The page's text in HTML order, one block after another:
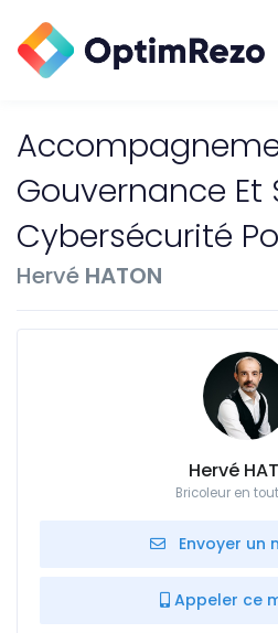
Gouvernance Et
Cybersécurité
Hervé HATON
Hervé
Bricoleur en
Envoyer un
Appeler ce